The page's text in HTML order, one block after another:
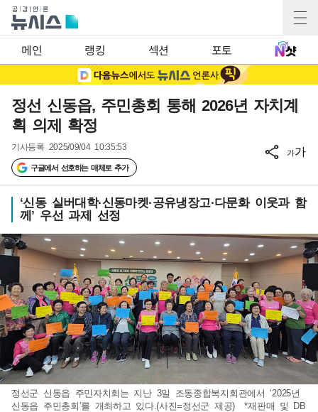
메인 랭킹 섹션 포토
정선 신동읍, 주민총회 통해 2026년 자치계
획 의제 확정
기사등록 2025/09/04 10:35:53
구글에서 선호하는 매체로 추가
가가
‘신동 실버대학·신동마켓·공유냉장고·다문화 이웃과 함
께’ 우선 과제 선정
정선군 신동읍 주민자치회는 지난 3일 조동종합복지회관에서 ‘2025년
신동읍 주민총회’를 개최하고 있다.(사진=정선군 제공) *재판매 및 DB